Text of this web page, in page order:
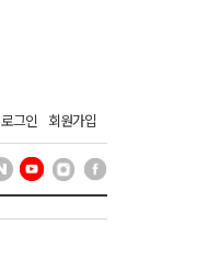
로그인 회원가입